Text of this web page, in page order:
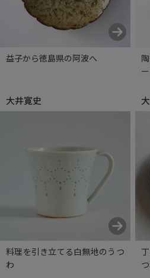
益子から徳島県の阿波へ
ー
大井寛史
料理を引き立てる白無地のうつ
わ